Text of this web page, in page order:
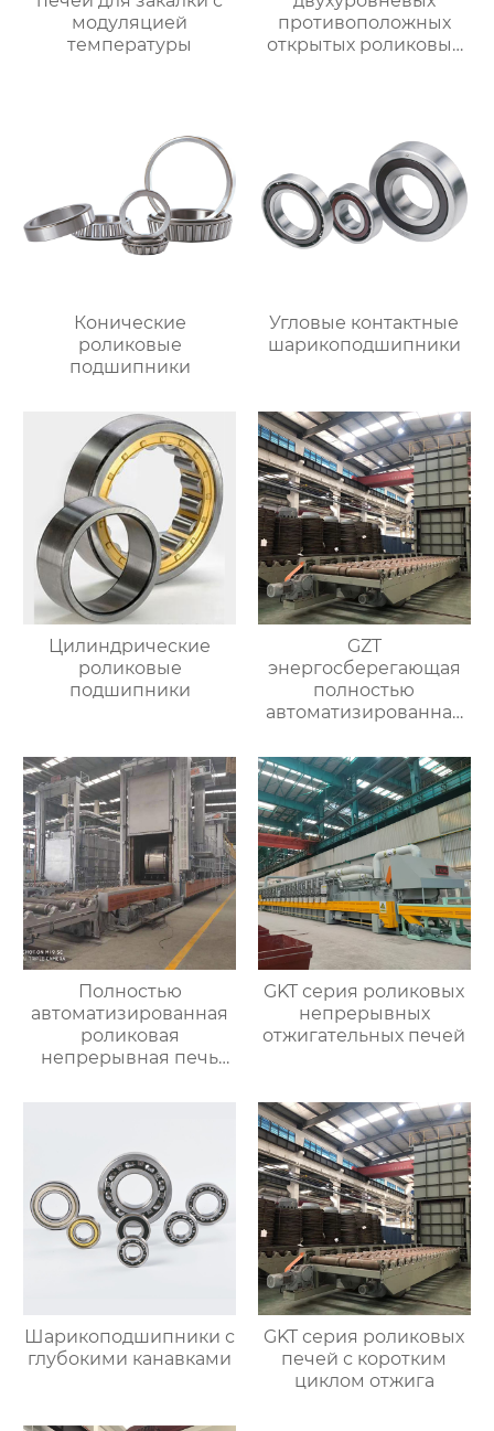
модуляцией
температуры
противоположных
открытых роликовых
Конические
роликовые
подшипники
Угловые контактные
шарикоподшипники
Цилиндрические
роликовые
подшипники
GZT
энергосберегающая
полностью
автоматизированная
контролируемой
атмосферой
Полностью
автоматизированная
роликовая
непрерывная печь
GKT серия роликовых
непрерывных
отжигательных печей
Шарикоподшипники с
глубокими канавками
GKT серия роликовых
печей с коротким
циклом отжига